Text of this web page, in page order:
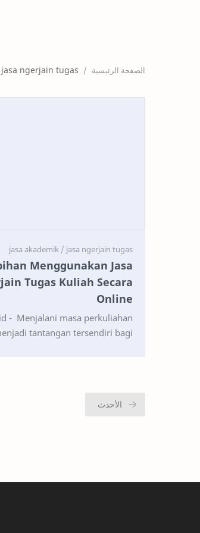
jasa ngerjain tugas
Menggunakan Jasa
Tugas Kuliah Secara
Online
tantangan tersendiri bagi